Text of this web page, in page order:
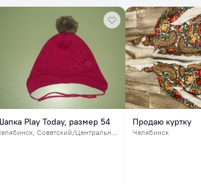
Play Today, размер 54
, Советский/Центральный
Продаю куртку
Челябинск